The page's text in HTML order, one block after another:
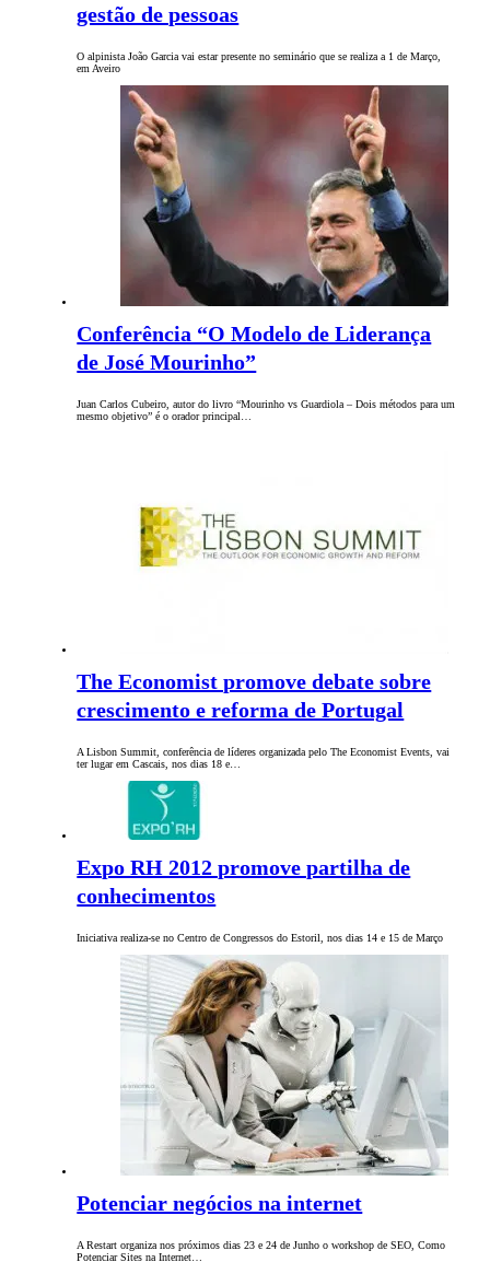
gestão de pessoas
O alpinista João Garcia vai estar presente no seminário que se realiza a 1 de Março,
em Aveiro
Conferência “O Modelo de Liderança
de José Mourinho”
Juan Carlos Cubeiro, autor do livro “Mourinho vs Guardiola – Dois métodos para um
mesmo objetivo” é o orador principal…
The Economist promove debate sobre
crescimento e reforma de Portugal
A Lisbon Summit, conferência de líderes organizada pelo The Economist Events, vai
ter lugar em Cascais, nos dias 18 e…
Expo RH 2012 promove partilha de
conhecimentos
Iniciativa realiza-se no Centro de Congressos do Estoril, nos dias 14 e 15 de Março
Potenciar negócios na internet
A Restart organiza nos próximos dias 23 e 24 de Junho o workshop de SEO, Como
Potenciar Sites na Internet…